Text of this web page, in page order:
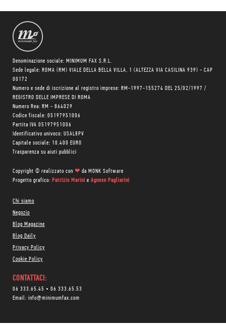
Denominazione sociale: MINIMUM FAX S.R.L.
Sede legale: ROMA (RM) VIALE DELLA BELLA VILLA, 1 (ALTEZZA VIA CASILINA 939) - CAP
00172
Numero e sede di iscrizione al registro imprese: RM-1997-155274 DEL 25/02/1997 /
REGISTRO DELLE IMPRESE DI ROMA
Numero Rea: RM - 864029
Codice fiscale: 05197951006
Partita IVA 05197951006
Identificativo univoco: USAL8PV
Capitale sociale: 10.400 EURO
Trasparenza su aiuti pubblici
Copyright © realizzato con ❤ da MONK Software
Progetto grafico: Patrizio Marini e Agnese Pagliarini
Chi siamo
Negozio
Blog Magazine
Blog Daily
Privacy Policy
Cookie Policy
CONTATTACI:
06 333.65.45 • 06 333.65.53
Email: info@minimumfax.com